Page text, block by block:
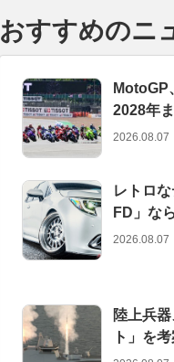
おすすめのニ
MotoGP
2028年
2026.08.07
レトロ
FD」な
2026.08.07
陸上兵
ト」を